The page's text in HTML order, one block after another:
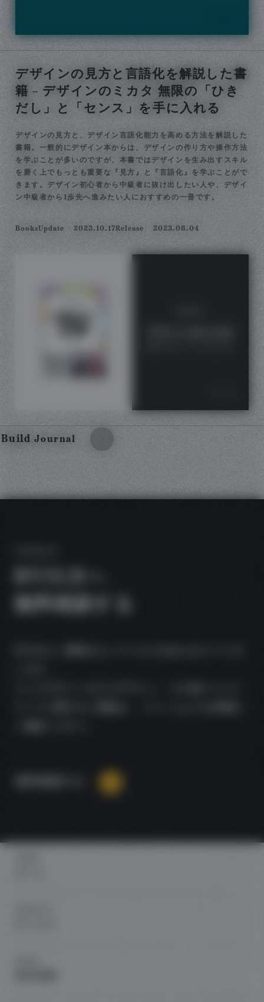
デザインの見方と言語化を解説した書
籍 – デザインのミカタ 無限の「ひき
だし」と「センス」を手に入れる
デザインの見方と、デザイン言語化能力を高める方法を解説した
書籍。一般的にデザイン本からは、デザインの作り方や操作方法
を学ぶことが多いのですが、本書ではデザインを生み出すスキル
を磨く上でもっとも重要な『見方』と『言語化』を学ぶことがで
きます。デザイン初心者から中級者に抜け出したい人や、デザイ
ン中級者から1歩先へ進みたい人におすすめの一冊です。
BooksUpdate 2023.10.17Release 2023.08.04
Build Journal
無料相談する